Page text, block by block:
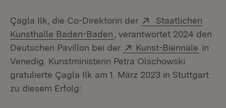
Çagla Ilk, die Co-Direktorin der Extern:
Staatlichen
Kunsthalle Baden-Baden (Öffnet in neuem Fenster)
, verantwortet 2024 den
Deutschen Pavillon bei der
Extern:
Kunst-Biennale in
Venedig. Kunstministerin Petra Olschowski
gratulierte Çagla Ilk am 1. März 2023 in Stuttgart
zu diesem Erfolg: